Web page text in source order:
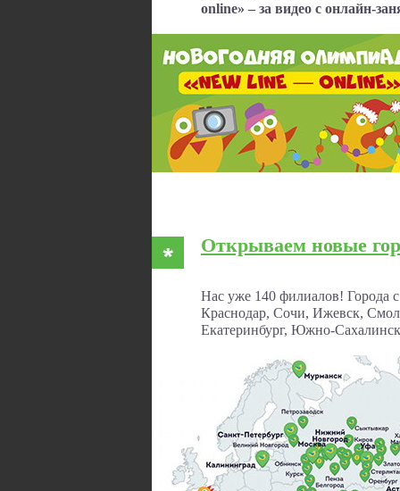
online» – за видео с онлайн-
Открываем новые
Нас уже 140 филиалов! Города
Краснодар, Сочи, Ижевск,
Екатеринбург, Южно-